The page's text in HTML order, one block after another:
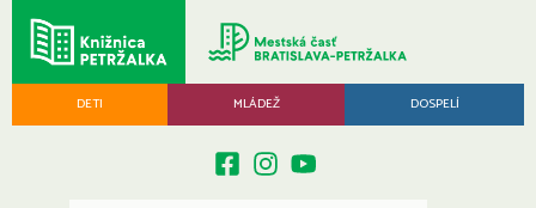
DETI MLÁDEŽ DOSPELÍ